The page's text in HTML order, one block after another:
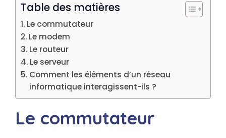
Table des matières
Le commutateur
Le modem
Le routeur
Le serveur
Comment les éléments d’un réseau
informatique interagissent-ils ?
Le commutateur